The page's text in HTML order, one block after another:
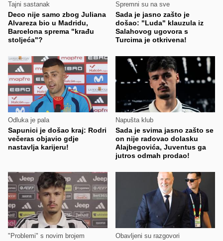
Tajni sastanak
Deco nije samo zbog Juliana
Alvareza bio u Madridu,
Barcelona sprema "krađu
stoljeća"?
Spremni su na sve
Sada je jasno zašto je
došao: "Luda" klauzula iz
Salahovog ugovora s
Turcima je otkrivena!
Odluka je pala
Sapunici je došao kraj: Rodri
večeras objavio gdje
nastavlja karijeru!
Napušta klub
Sada je svima jasno zašto se
on nije radovao dolasku
Alajbegovića, Juventus ga
jutros odmah prodao!
"Problemi" s novim brojem Obavljeni su razgovori